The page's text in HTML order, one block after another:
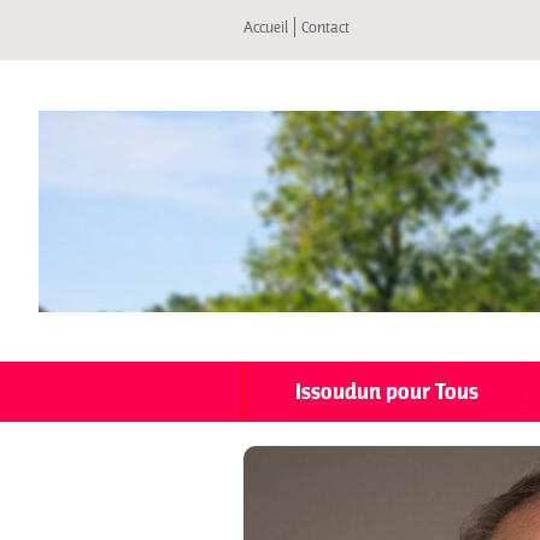
Accueil Contact
Issoudun pour Tous